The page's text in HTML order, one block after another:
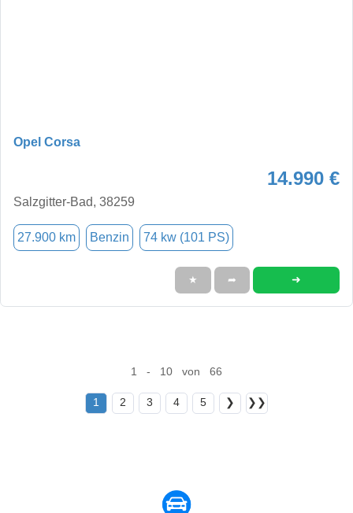
Opel Corsa
14.990 €
Salzgitter-Bad, 38259
27.900 km Benzin 74 kw (101 PS)
★ ➦ ➜
1 - 10 von 66
1 2 3 4 5 ❯ ❯❯